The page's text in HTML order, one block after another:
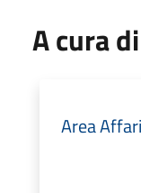
A cura di
Area